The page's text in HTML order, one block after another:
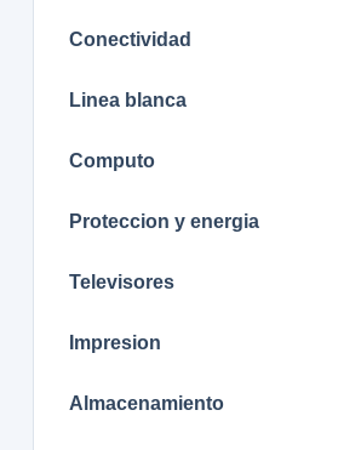
Conectividad
Linea blanca
Computo
Proteccion y energia
Televisores
Impresion
Almacenamiento